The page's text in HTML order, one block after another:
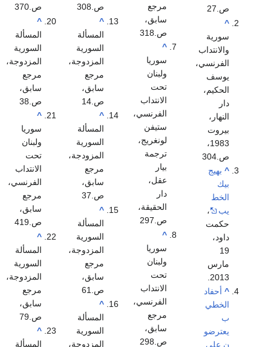
ص.27
^
سورية
والانتداب
الفرنسي،
يوسف
الحكيم،
دار
النهار،
بيروت
1983،
ص.304
^ بهيج
بيك
الخط
يب
،
حكمت
داود،
19
مارس
2013.
^ أحفاد
الخطي
ب
يعترضو
ن على
مرجع
سابق،
ص.318
^
سوريا
ولبنان
تحت
الانتداب
الفرنسي،
ستيفن
لونغريج،
ترجمة
بيار
عقل،
دار
الحقيقة،
ص.297
^
سوريا
ولبنان
تحت
الانتداب
الفرنسي،
مرجع
سابق،
ص.298
ص.308
^
المسألة
السورية
المزدوجة،
مرجع
سابق،
ص.14
^
المسألة
السورية
المزودجة،
مرجع
سابق،
ص.37
^
المسألة
السورية
المزدوجة،
مرجع
سابق،
ص.61
^
المسألة
السورية
المزدوجة،
ص.370
^
المسألة
السورية
المزدوجة،
مرجع
سابق،
ص.38
^
سوريا
ولبنان
تحت
الانتداب
الفرنسي،
مرجع
سابق،
ص.419
^
المسألة
السورية
المزدوجة،
مرجع
سابق،
ص.79
^
المسألة